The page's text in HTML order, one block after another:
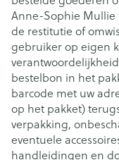
Anne-Sophie Mullie
de restitutie of
gebruiker op eigen
bestelbon in het
barcode met uw
op het pakket)
verpakking,
eventuele
handleidingen en